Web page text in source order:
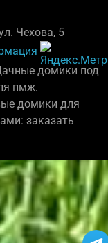
Чехова, 5
домики под
пмж.
домики для
заказать